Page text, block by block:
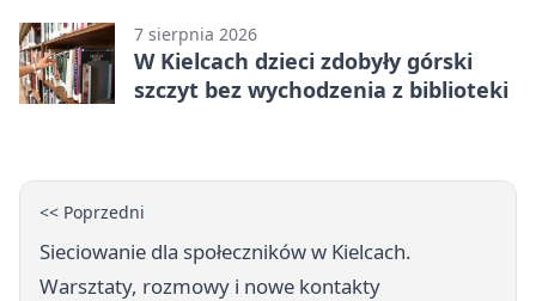
7 sierpnia 2026
W Kielcach dzieci zdobyły górski
szczyt bez wychodzenia z biblioteki
<< Poprzedni
Sieciowanie dla społeczników w Kielcach.
Warsztaty, rozmowy i nowe kontakty